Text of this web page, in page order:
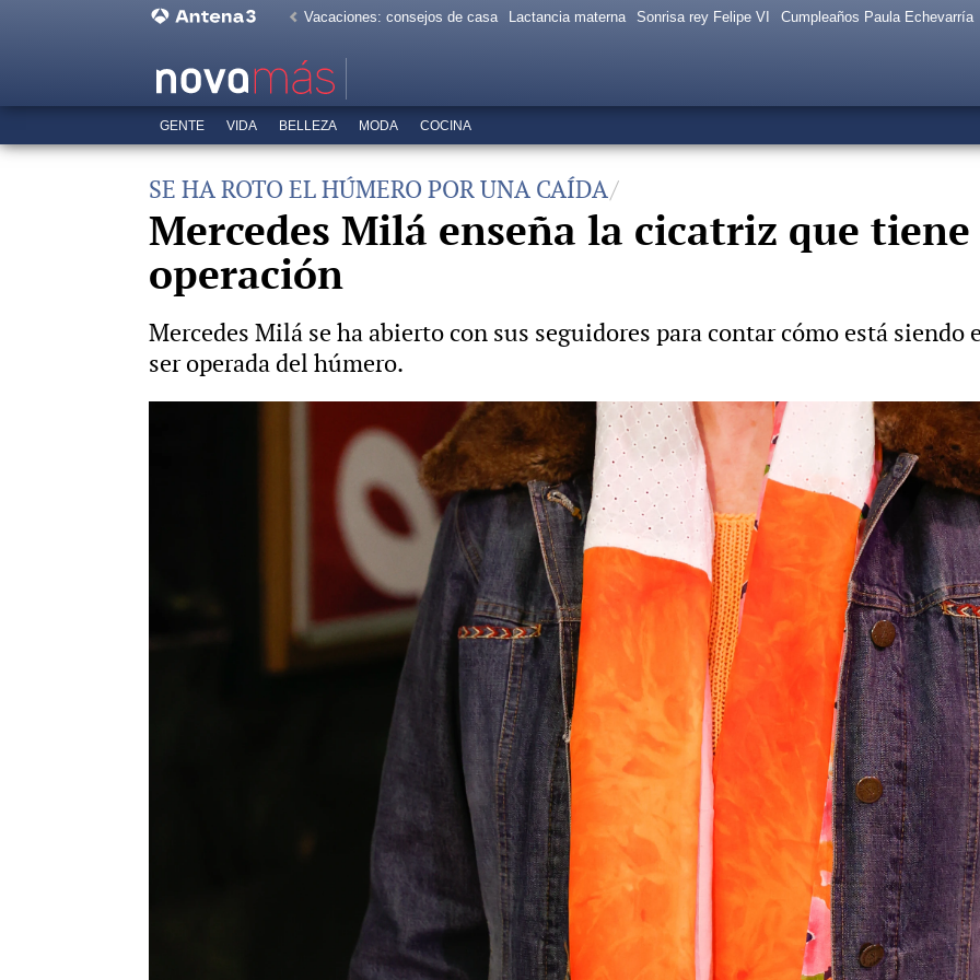
Vacaciones: consejos de casa Lactancia materna Sonrisa rey Felipe VI Cumpleaños Paula Echevarría
GENTE VIDA BELLEZA MODA COCINA
SE HA ROTO EL HÚMERO POR UNA CAÍDA
Mercedes Milá enseña la cicatriz que tiene
operación
Mercedes Milá se ha abierto con sus seguidores para contar cómo está
ser operada del húmero.
25 de agosto de 2022, 10:23
WhatsappFacebook
X
ha compartido con sus seguidores de Instagram qué
tal está llevando su recuperación. La presentadora sufrió una
aparatosa caída en bici
mientras estaba en Francia . Una accidente
que vino provocada después de que
un tábano le picase
y en la